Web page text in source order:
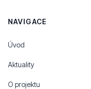
NAVIGACE
Úvod
Aktuality
O projektu